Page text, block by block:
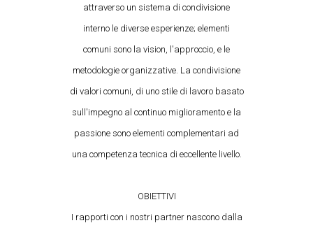
attraverso un sistema di condivisione
interno le diverse esperienze; elementi
comuni sono la vision, l'approccio, e le
metodologie organizzative. La condivisione
di valori comuni, di uno stile di lavoro basato
sull'impegno al continuo miglioramento e la
passione sono elementi complementari ad
una competenza tecnica di eccellente livello.
OBIETTIVI
I rapporti con i nostri partner nascono dalla